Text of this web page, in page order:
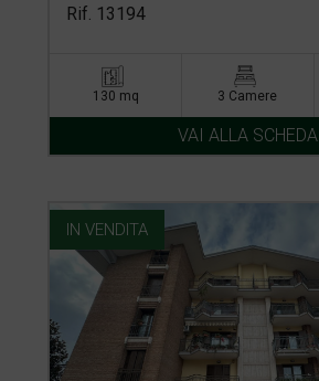
Rif. 13194
130 mq 3 Camere
VAI ALLA SCHEDA
IN VENDITA